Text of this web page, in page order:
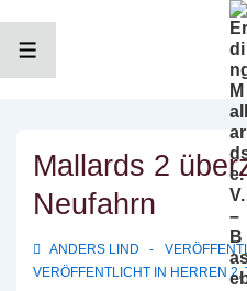
InhaltMENÜ
Mallards 2
Neufahrn
ANDERS LIND
VERÖFFENTLICHT IN HERREN 2,